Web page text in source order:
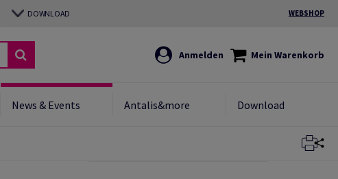
DOWNLOAD WEBSHOP
Anmelden Mein Warenkorb
News & Events Antalis&more Download